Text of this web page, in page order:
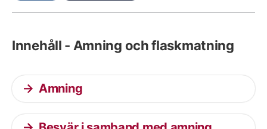
Innehåll - Amning och flaskmatning
Amning